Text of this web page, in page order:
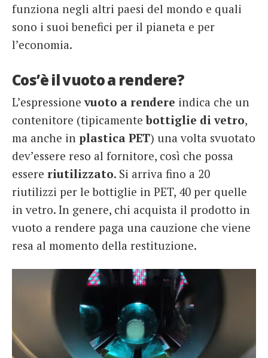
funziona negli altri paesi del mondo e quali
sono i suoi benefici per il pianeta e per
l’economia.
Cos’è il vuoto a rendere?
L’espressionevuoto a rendere indica che un
contenitore (tipicamente bottiglie di vetro,
ma anche in plastica PET) una volta svuotato
dev’essere reso al fornitore, così che possa
essere riutilizzato. Si arriva fino a 20
riutilizzi per le bottiglie in PET, 40 per quelle
in vetro. In genere, chi acquista il prodotto in
vuoto a rendere paga una cauzione che viene
resa al momento della restituzione.